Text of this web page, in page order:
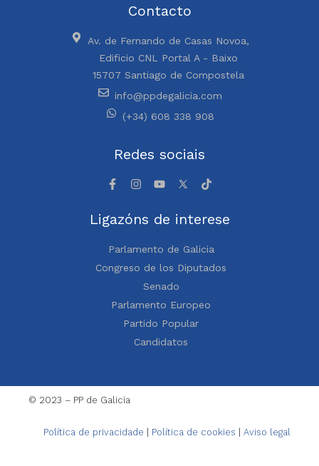
Contacto
Av. de Fernando de Casas Novoa,
Edificio CNL Portal A - Baixo
15707 Santiago de Compostela
info@ppdegalicia.com
(+34) 608 338 908
Redes sociais
Ligazóns de interese
Parlamento de Galicia
Congreso de los Diputados
Senado
Parlamento Europeo
Partido Popular
Candidatos
© 2023 – PP de Galicia
Política de privacidade Política de cookies Aviso legal